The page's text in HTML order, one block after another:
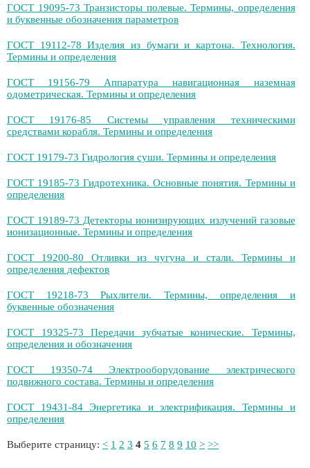
ГОСТ 19095-73 Транзисторы полевые. Термины, определения
и буквенные обозначения параметров
ГОСТ 19112-78 Изделия из бумаги и картона. Технология.
Термины и определения
ГОСТ 19156-79 Аппаратура навигационная наземная
одометрическая. Термины и определения
ГОСТ 19176-85 Системы управления техническими
средствами корабля. Термины и определения
ГОСТ 19179-73 Гидрология суши. Термины и определения
ГОСТ 19185-73 Гидротехника. Основные понятия. Термины и
определения
ГОСТ 19189-73 Детекторы ионизирующих излучений газовые
ионизационные. Термины и определения
ГОСТ 19200-80 Отливки из чугуна и стали. Термины и
определения дефектов
ГОСТ 19218-73 Рыхлители. Термины, определения и
буквенные обозначения
ГОСТ 19325-73 Передачи зубчатые конические. Термины,
определения и обозначения
ГОСТ 19350-74 Электрооборудование электрического
подвижного состава. Термины и определения
ГОСТ 19431-84 Энергетика и электрификация. Термины и
определения
Выберите страницу: < 1 2 3 4 5 6 7 8 9 10 > >>